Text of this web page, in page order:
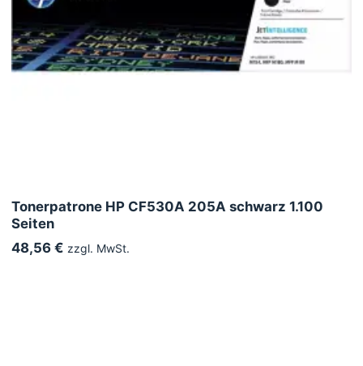
Tonerpatrone HP CF530A 205A schwarz 1.100
Seiten
48,56 € zzgl. MwSt.